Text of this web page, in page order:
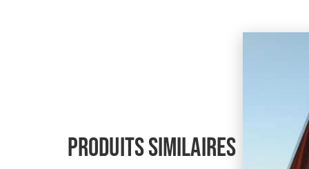
Produits similaires